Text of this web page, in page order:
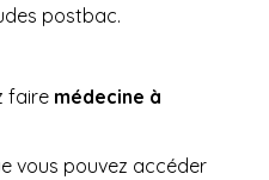
postbac.
faire médecine à
vous pouvez accéder